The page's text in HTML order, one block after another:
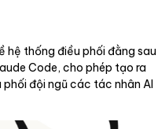
thống điều phối đằng sau
Code, cho phép tạo ra
đội ngũ các tác nhân AI